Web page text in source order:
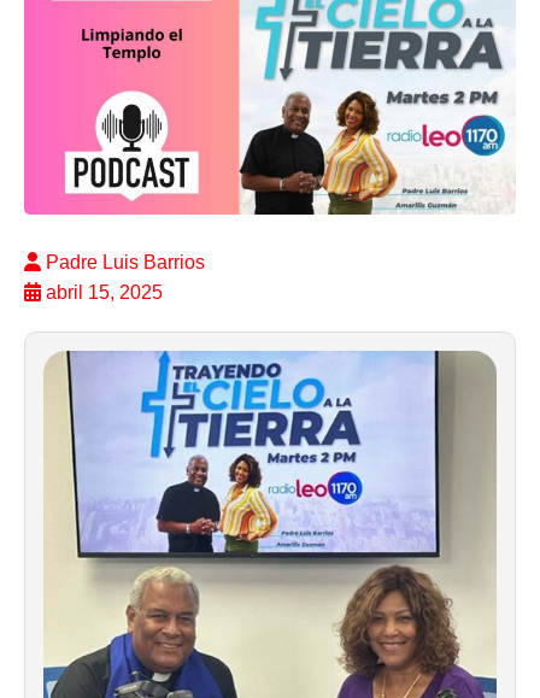
Padre Luis Barrios
abril 15, 2025